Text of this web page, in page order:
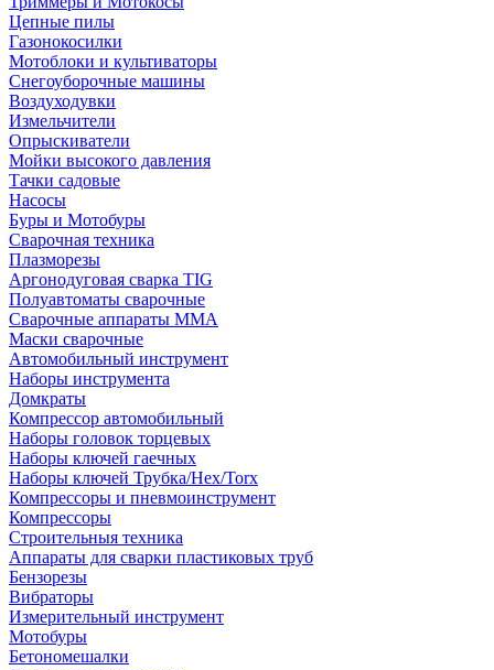
Цепные пилы
Газонокосилки
Мотоблоки и культиваторы
Снегоуборочные машины
Воздуходувки
Измельчители
Опрыскиватели
Мойки высокого давления
Тачки садовые
Насосы
Буры и Мотобуры
Сварочная техника
Плазморезы
Аргонодуговая сварка TIG
Полуавтоматы сварочные
Сварочные аппараты ММА
Маски сварочные
Автомобильный инструмент
Наборы инструмента
Домкраты
Компрессор автомобильный
Наборы головок торцевых
Наборы ключей гаечных
Наборы ключей Трубка/Hex/Torx
Компрессоры и пневмоинструмент
Компрессоры
Строительныя техника
Аппараты для сварки пластиковых труб
Бензорезы
Вибраторы
Измерительный инструмент
Мотобуры
Бетономешалки